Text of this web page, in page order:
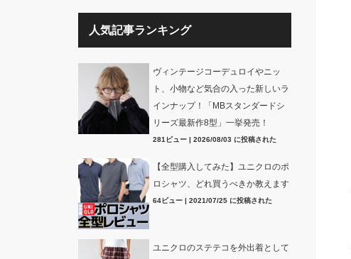
人気記事ランキング
ヴィンテージコーデュロイやニッ
ト、小物など気合の入った新しいラ
インナップ！「MBスタンダードシ
リーズ最新作8型」一挙発売！
281ビュー| 2026/08/03 に投稿された
【全型購入してみた】ユニクロのポ
ロシャツ、どれ買うべきか教えます
64ビュー| 2021/07/25 に投稿された
ユニクロのステテコを外出着として